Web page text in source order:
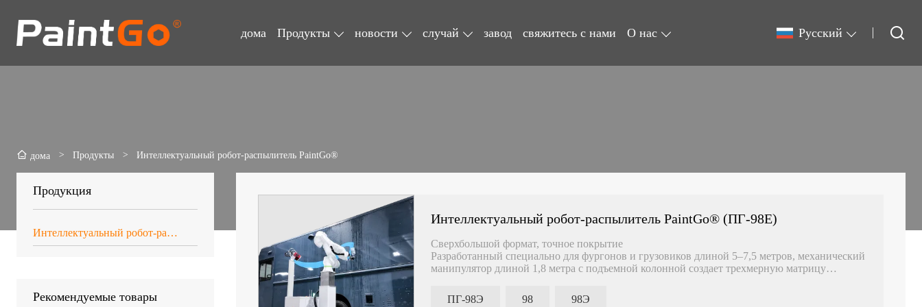
дома Продукты новости случай завод свяжитесь с нами О нас Pусский
дома > Продукты > Интеллектуальный робот-распылитель PaintGo®
Продукция
Интеллектуальный робот-распылитель PaintGo®
Рекомендуемые товары
Интеллектуальный робот-распылитель PaintGo® (ПГ-98E)
Сверхбольшой формат, точное покрытие
Разработанный специально для фургонов и грузовиков длиной 5–7,5 метров, механический
манипулятор длиной 1,8 метра с подъемной колонной создает трехмерную матрицу
покрывает автомобили длиной 5–7,5 метров, повышая эффективность распыления на 40%!
ПГ-98Э 98 98Э